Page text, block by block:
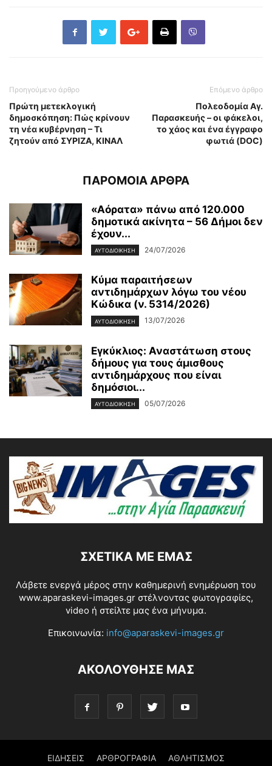
Προηγούμενο άρθρο
Πρώτη μετεκλογική
δημοσκόπηση: Πώς κρίνουν
τη νέα κυβέρνηση – Τι
ζητούν από ΣΥΡΙΖΑ, ΚΙΝΑΛ
Επόμενο άρθρο
Πολεοδομία Αγ.
Παρασκευής – οι φάκελοι,
το χάος και ένα έγγραφο
φωτιά (DOC)
ΠΑΡΟΜΟΙΑ ΑΡΘΡΑ
«Αόρατα» πάνω από 120.000
δημοτικά ακίνητα – 56 Δήμοι δεν
έχουν...
ΑΥΤΟΔΙΟΙΚΗΣΗ 24/07/2026
Κύμα παραιτήσεων
αντιδημάρχων λόγω του νέου
Κώδικα (ν. 5314/2026)
ΑΥΤΟΔΙΟΙΚΗΣΗ 13/07/2026
Εγκύκλιος: Αναστάτωση στους
δήμους για τους άμισθους
αντιδημάρχους που είναι
δημόσιοι...
ΑΥΤΟΔΙΟΙΚΗΣΗ 05/07/2026
ΣΧΕΤΙΚΆ ΜΕ ΕΜΆΣ
Λάβετε ενεργά μέρος στην καθημερινή ενημέρωση του
www.aparaskevi-images.gr στέλνοντας φωτογραφίες,
video ή στείλτε μας ένα μήνυμα.
Επικοινωνία: info@aparaskevi-images.gr
ΑΚΟΛΟΥΘΗΣΕ ΜΑΣ
ΕΙΔΗΣΕΙΣ ΑΡΘΡΟΓΡΑΦΙΑ ΑΘΛΗΤΙΣΜΟΣ